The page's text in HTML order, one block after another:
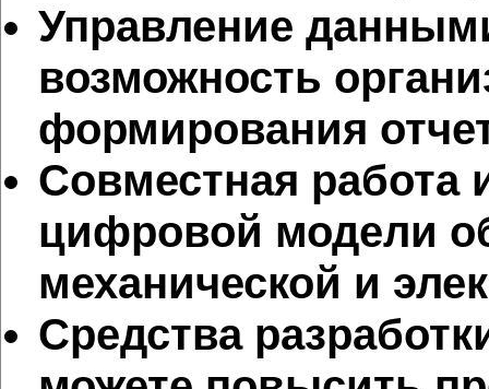
Управление
возможность
формирования
Совместная работа
цифровой модели
механической и
Средства